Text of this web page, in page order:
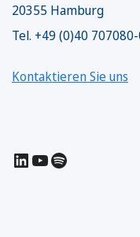
20355 Hamburg
Tel. +49 (0)40 707080-
Kontaktieren Sie uns
LinkedIn
YouTube
Spotify